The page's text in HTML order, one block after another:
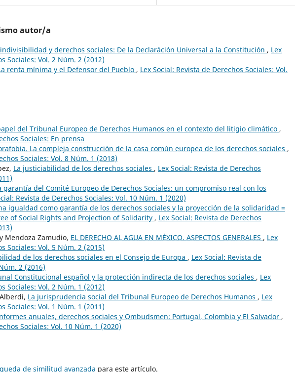
autor/a
y derechos sociales: De la Declaráción Universal a la Constitución , Lex
Sociales: Vol. 2 Núm. 2 (2012)
renta mínima y el Defensor del Pueblo , Lex Social: Revista de Derechos Sociales: Vol.
del Tribunal Europeo de Derechos Humanos en el contexto del litigio climático ,
Sociales: En prensa
La compleja construcción de la casa común europea de los derechos sociales ,
Sociales: Vol. 8 Núm. 1 (2018)
La justiciabilidad de los derechos sociales , Lex Social: Revista de Derechos
garantía del Comité Europeo de Derechos Sociales: un compromiso real con los
Revista de Derechos Sociales: Vol. 10 Núm. 1 (2020)
igualdad como garantía de los derechos sociales y la proyección de la solidaridad =
of Social Rights and Projection of Solidarity , Lex Social: Revista de Derechos
Mendoza Zamudio, EL DERECHO AL AGUA EN MÉXICO. ASPECTOS GENERALES , Lex
Sociales: Vol. 5 Núm. 2 (2015)
de los derechos sociales en el Consejo de Europa , Lex Social: Revista de
2 (2016)
Constitucional español y la protección indirecta de los derechos sociales , Lex
Sociales: Vol. 2 Núm. 1 (2012)
La jurisprudencia social del Tribunal Europeo de Derechos Humanos , Lex
Sociales: Vol. 1 Núm. 1 (2011)
anuales, derechos sociales y Ombudsmen: Portugal, Colombia y El Salvador ,
Sociales: Vol. 10 Núm. 1 (2020)
de similitud avanzada para este artículo.